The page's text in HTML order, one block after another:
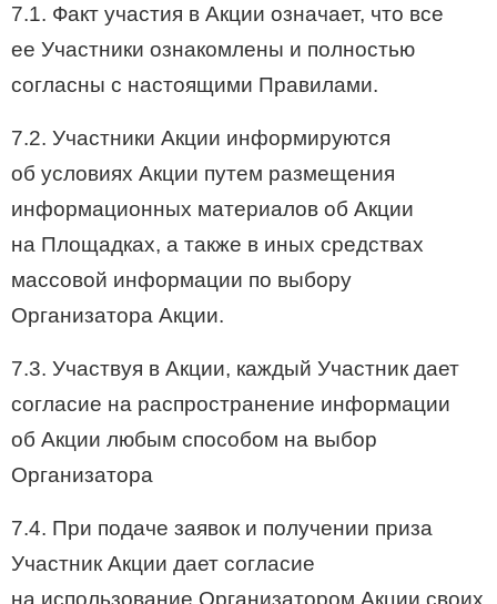
7.1. Факт участия в Акции означает, что все
ее Участники ознакомлены и полностью
согласны с настоящими Правилами.
7.2. Участники Акции информируются
об условиях Акции путем размещения
информационных материалов об Акции
на Площадках, а также в иных средствах
массовой информации по выбору
Организатора Акции.
7.3. Участвуя в Акции, каждый Участник дает
согласие на распространение информации
об Акции любым способом на выбор
Организатора
7.4. При подаче заявок и получении приза
Участник Акции дает согласие
на использование Организатором Акции своих